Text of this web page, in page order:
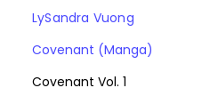
LySandra Vuong
Covenant (Manga)
Covenant Vol. 1